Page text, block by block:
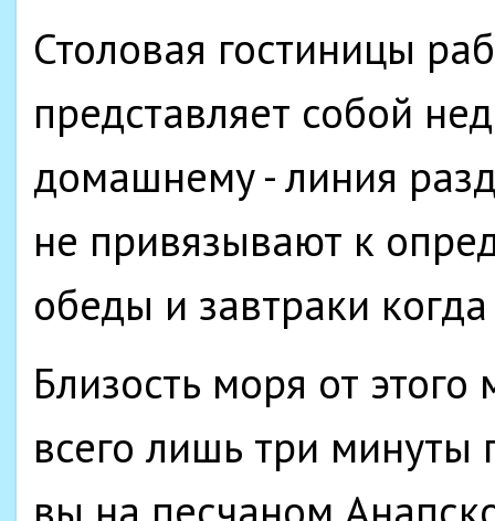
Столовая гостиницы
представляет собой
домашнему - линия
не привязывают к
обеды и завтраки
Близость моря от этого
всего лишь три